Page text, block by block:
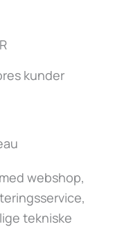
kunder
med webshop,
tekniske